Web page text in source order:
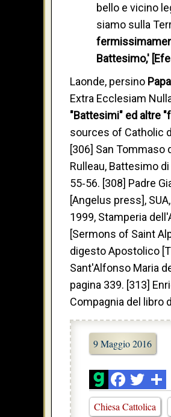
bello e vicino
siamo sulla
Battesimo,'
Laonde, persino
Extra Ecclesiam
"Battesimi" ed altre
sources of Catholic
[306] San Tommaso
Rulleau, Battesimo
55‐56. [308] Padre
[Angelus press],
1999, Stamperia
[Sermons of Saint
digesto Apostolico
Sant'Alfonso Maria
pagina 339. [313]
Compagnia del libro
9 Maggio 2016
Chiesa Cattolica